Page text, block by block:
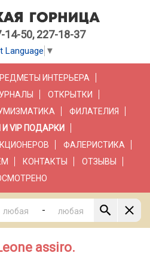
14-50, 227-18-37
Language ▼
ИНТЕРЬЕРА
ОТКРЫТКИ
ФИЛАТЕЛИЯ
VIP ПОДАРКИ
ФАЛЕРИСТИКА
КОНТАКТЫ
ОТЗЫВЫ
-
assiro.